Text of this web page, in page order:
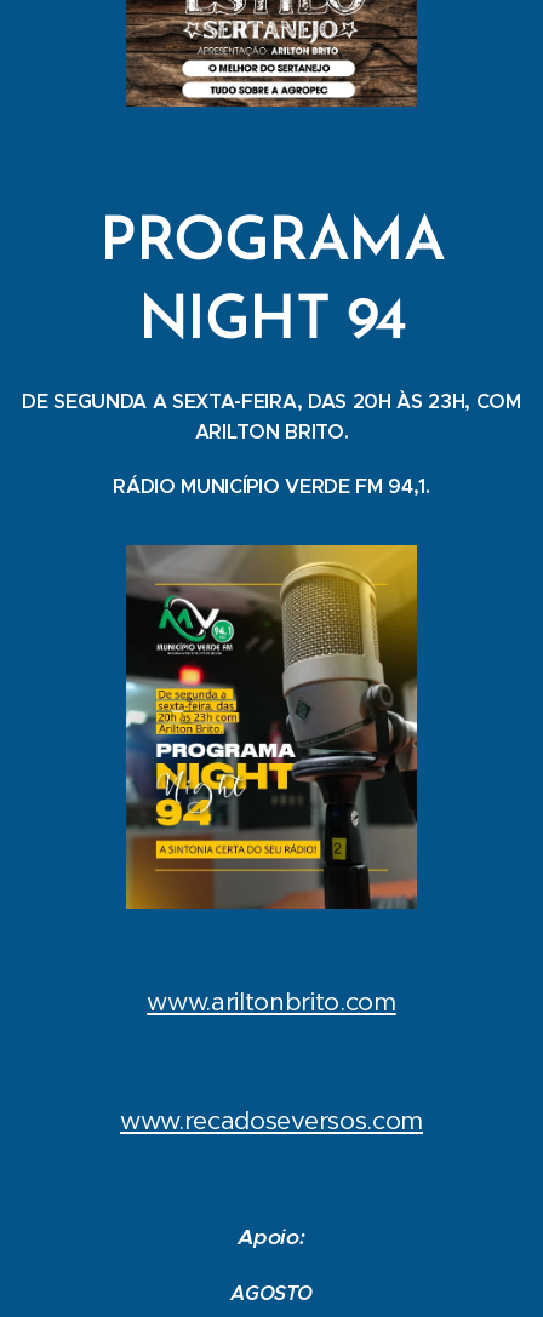
PROGRAMA
NIGHT 94
DE SEGUNDA A SEXTA-FEIRA, DAS 20H ÀS 23H, COM
ARILTON BRITO.
RÁDIO MUNICÍPIO VERDE FM 94,1.
www.ariltonbrito.com
www.recadoseversos.com
Apoio:
AGOSTO